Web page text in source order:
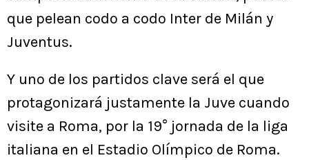
que pelean codo a codo Inter de Milán y
Juventus.
Y uno de los partidos clave será el que
protagonizará justamente la Juve cuando
visite a Roma, por la 19° jornada de la liga
italiana en el Estadio Olímpico de Roma.